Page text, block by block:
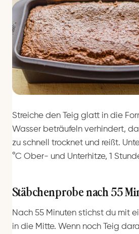
Streiche den Teig glatt in die
Wasser beträufeln verhindert,
zu schnell trocknet und reißt.
°C Ober- und Unterhitze, 1
Stäbchenprobe nach 55
Nach 55 Minuten stichst du mit
in die Mitte. Wenn noch Teig